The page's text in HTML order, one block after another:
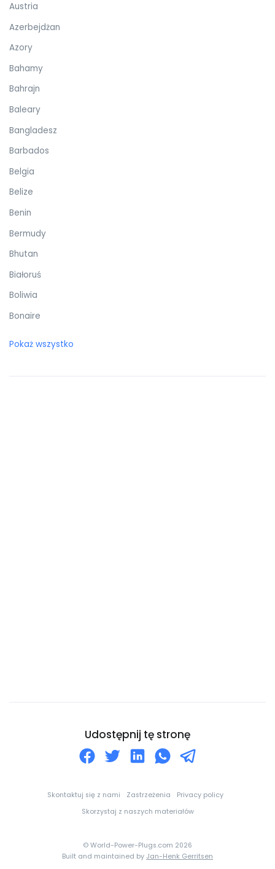
Austria
Azerbejdżan
Azory
Bahamy
Bahrajn
Baleary
Bangladesz
Barbados
Belgia
Belize
Benin
Bermudy
Bhutan
Białoruś
Boliwia
Bonaire
Brazylia
Pokaż wszystko
Udostępnij tę stronę
Skontaktuj się z nami Zastrzeżenia
Privacy policy
Skorzystaj z naszych materiałów
© World-Power-Plugs.com 2026
Built and maintained by Jan-Henk Gerritsen